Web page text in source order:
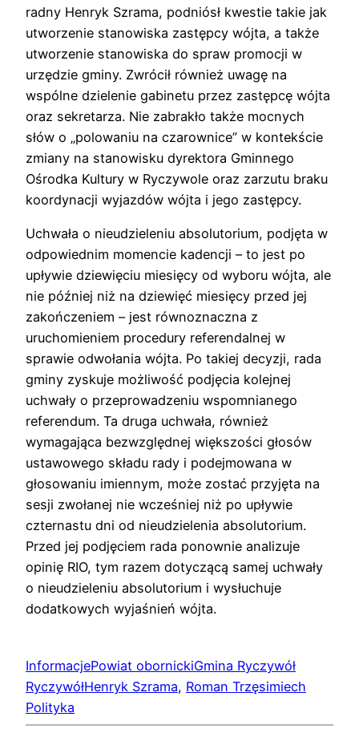
radny Henryk Szrama, podniósł kwestie takie jak
utworzenie stanowiska zastępcy wójta, a także
utworzenie stanowiska do spraw promocji w
urzędzie gminy. Zwrócił również uwagę na
wspólne dzielenie gabinetu przez zastępcę wójta
oraz sekretarza. Nie zabrakło także mocnych
słów o „polowaniu na czarownice” w kontekście
zmiany na stanowisku dyrektora Gminnego
Ośrodka Kultury w Ryczywole oraz zarzutu braku
koordynacji wyjazdów wójta i jego zastępcy.
Uchwała o nieudzieleniu absolutorium, podjęta w
odpowiednim momencie kadencji – to jest po
upływie dziewięciu miesięcy od wyboru wójta, ale
nie później niż na dziewięć miesięcy przed jej
zakończeniem – jest równoznaczna z
uruchomieniem procedury referendalnej w
sprawie odwołania wójta. Po takiej decyzji, rada
gminy zyskuje możliwość podjęcia kolejnej
uchwały o przeprowadzeniu wspomnianego
referendum. Ta druga uchwała, również
wymagająca bezwzględnej większości głosów
ustawowego składu rady i podejmowana w
głosowaniu imiennym, może zostać przyjęta na
sesji zwołanej nie wcześniej niż po upływie
czternastu dni od nieudzielenia absolutorium.
Przed jej podjęciem rada ponownie analizuje
opinię RIO, tym razem dotyczącą samej uchwały
o nieudzieleniu absolutorium i wysłuchuje
dodatkowych wyjaśnień wójta.
InformacjePowiat obornickiGmina Ryczywół
RyczywółHenryk Szrama, Roman Trzęsimiech
Polityka